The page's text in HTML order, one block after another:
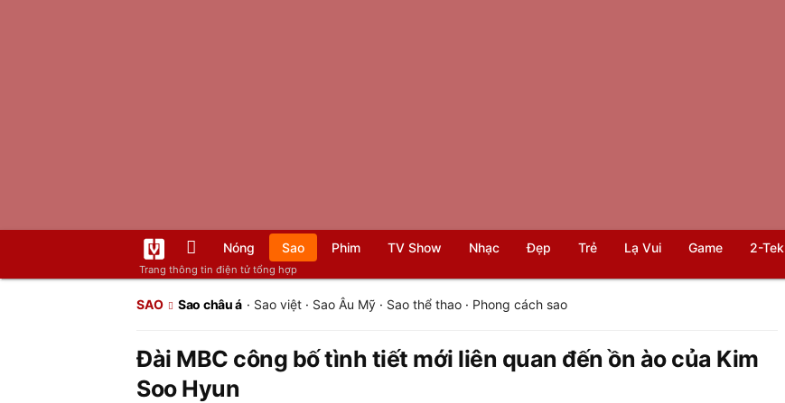
Trang thông tin điện tử tổng hợp
Nóng Sao Phim TV Show Nhạc Đẹp Trẻ Lạ Vui Game 2-Tek
SAO Sao châu á · Sao việt · Sao Âu Mỹ · Sao thể thao · Phong cách sao
Đài MBC công bố tình tiết mới liên quan đến ồn ào của Kim
Soo Hyun